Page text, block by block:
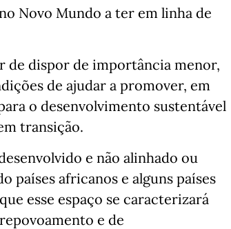
Novo Mundo a ter em linha de
de dispor de importância menor,
de ajudar a promover, em
o desenvolvimento sustentável
transição.
e não alinhado ou
países africanos e alguns países
esse espaço se caracterizará
e de